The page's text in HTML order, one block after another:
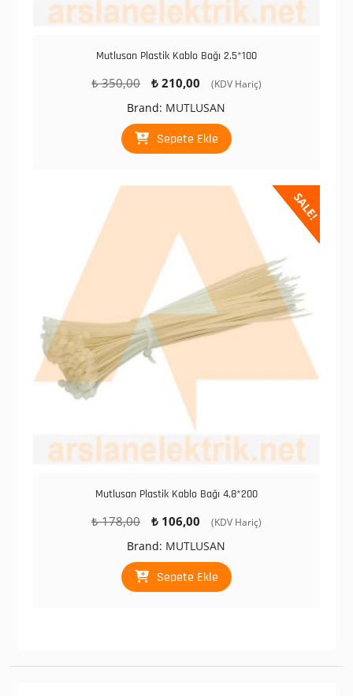
Mutlusan Plastik Kablo Bağı 2.5*100
₺350,00
Orijinal
fiyat:
₺ 350,00.
₺210,00
Şu
fiyat:
₺ 210,00.
(KDV Hariç)
Brand: MUTLUSAN
Sepete Ekle
SALE!
Mutlusan Plastik Kablo Bağı 4,8*200
₺178,00
Orijinal
₺ 178,00.
₺106,00
Şu
fiyat:
₺ 106,00.
(KDV Hariç)
Brand: MUTLUSAN
Sepete Ekle